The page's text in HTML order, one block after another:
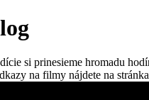
si prinesieme hromadu
na filmy nájdete na